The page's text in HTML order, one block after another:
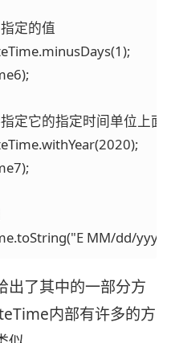
定的值
定它的指定时间单位上面
MM/dd/yyyy
出了其中的一部分方
内部有许多的方